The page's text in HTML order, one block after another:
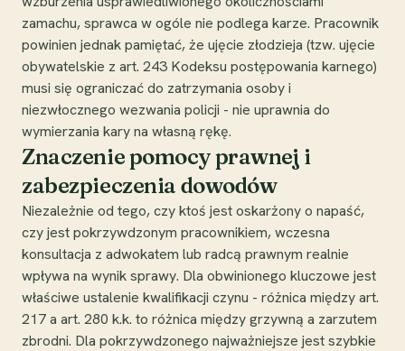
zamachu, sprawca w ogóle nie podlega karze. Pracownik
powinien jednak pamiętać, że ujęcie złodzieja (tzw. ujęcie
obywatelskie z art. 243 Kodeksu postępowania karnego)
musi się ograniczać do zatrzymania osoby i
niezwłocznego wezwania policji - nie uprawnia do
wymierzania kary na własną rękę.
Znaczenie pomocy prawnej i
zabezpieczenia dowodów
Niezależnie od tego, czy ktoś jest oskarżony o napaść,
czy jest pokrzywdzonym pracownikiem, wczesna
konsultacja z adwokatem lub radcą prawnym realnie
wpływa na wynik sprawy. Dla obwinionego kluczowe jest
właściwe ustalenie kwalifikacji czynu - różnica między art.
217 a art. 280 k.k. to różnica między grzywną a zarzutem
zbrodni. Dla pokrzywdzonego najważniejsze jest szybkie